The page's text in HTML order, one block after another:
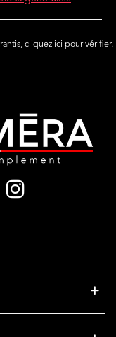
cliquez ici pour vérifier.